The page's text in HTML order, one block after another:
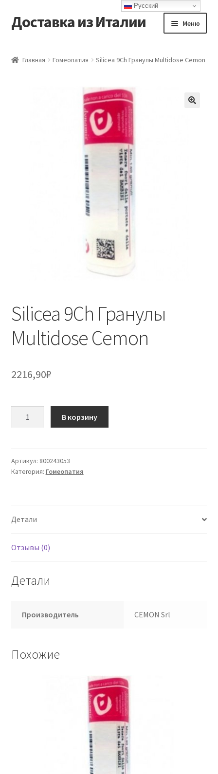
Перейти
к
Перейти
к
Доставка из Италии Меню
Главная Гомеопатия Silicea 9Ch Гранулы Multidose Cemon
Silicea 9Ch Гранулы
Multidose Cemon
2216,90₽
Гранулы
Multidose
В корзину
Артикул: 800243053
Категория: Гомеопатия
Детали
Отзывы (0)
Детали
Производитель CEMON Srl
Похожие
Русский